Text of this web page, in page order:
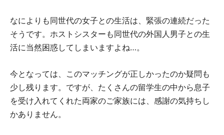
なによりも同世代の女子との生活は、緊張の連続だった
そうです。ホストシスターも同世代の外国人男子との生
活に当然困惑してしまいますよね…。
今となっては、このマッチングが正しかったのか疑問も
少し残ります。ですが、たくさんの留学生の中から息子
を受け入れてくれた両家のご家族には、感謝の気持ちし
かありません。